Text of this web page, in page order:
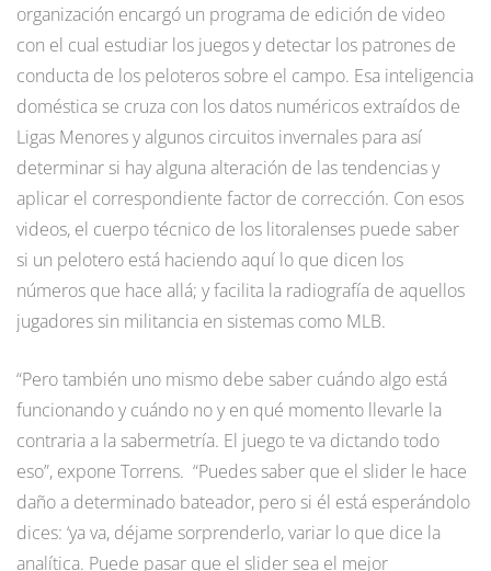
organización encargó un programa de edición de video
con el cual estudiar los juegos y detectar los patrones de
conducta de los peloteros sobre el campo. Esa inteligencia
doméstica se cruza con los datos numéricos extraídos de
Ligas Menores y algunos circuitos invernales para así
determinar si hay alguna alteración de las tendencias y
aplicar el correspondiente factor de corrección. Con esos
videos, el cuerpo técnico de los litoralenses puede saber
si un pelotero está haciendo aquí lo que dicen los
números que hace allá; y facilita la radiografía de aquellos
jugadores sin militancia en sistemas como MLB.
“Pero también uno mismo debe saber cuándo algo está
funcionando y cuándo no y en qué momento llevarle la
contraria a la sabermetría. El juego te va dictando todo
eso”, expone Torrens. “Puedes saber que el slider le hace
daño a determinado bateador, pero si él está esperándolo
dices: ‘ya va, déjame sorprenderlo, variar lo que dice la
analítica. Puede pasar que el slider sea el mejor